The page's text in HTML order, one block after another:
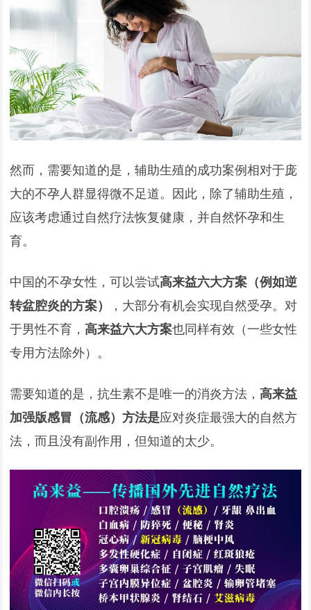
然而，需要知道的是，辅助生殖的成功案例相对于庞
大的不孕人群显得微不足道。因此，除了辅助生殖，
应该考虑通过自然疗法恢复健康，并自然怀孕和生
育。
中国的不孕女性，可以尝试高来益六大方案（例如逆
转盆腔炎的方案）
，大部分有机会实现自然受孕。对
于男性不育，高来益六大方案也同样有效（一些女性
专用方法除外）。
需要知道的是，抗生素不是唯一的消炎方法，高来益
加强版感冒（流感）方法是应对炎症最强大的自然方
法，而且没有副作用，但知道的太少。